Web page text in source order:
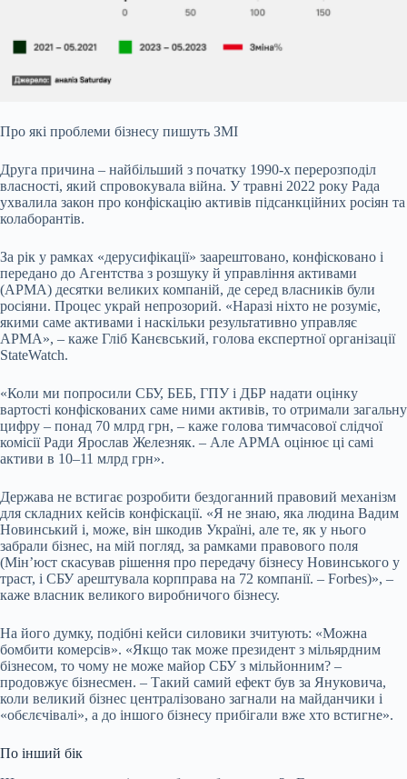
Про які проблеми бізнесу пишуть ЗМІ
Друга причина – найбільший з початку 1990-х перерозподіл
власності, який спровокувала війна. У травні 2022 року Рада
ухвалила закон про конфіскацію активів підсанкційних росіян та
колаборантів.
За рік у рамках «дерусифікації» заарештовано, конфісковано і
передано до Агентства з розшуку й управління активами
(АРМА) десятки великих компаній, де серед власників були
росіяни. Процес украй непрозорий. «Наразі ніхто не розуміє,
якими саме активами і наскільки результативно управляє
АРМА», – каже Гліб Канєвський, голова експертної організації
StateWatch.
«Коли ми попросили СБУ, БЕБ, ГПУ і ДБР надати оцінку
вартості конфіскованих саме ними активів, то отримали загальну
цифру – понад 70 млрд грн, – каже голова тимчасової слідчої
комісії Ради Ярослав Железняк. – Але АРМА оцінює ці самі
активи в 10–11 млрд грн».
Держава не встигає розробити бездоганний правовий механізм
для складних кейсів конфіскації. «Я не знаю, яка людина Вадим
Новинський і, може, він шкодив Україні, але те, як у нього
забрали бізнес, на мій погляд, за рамками правового поля
(Мін’юст скасував рішення про передачу бізнесу Новинського у
траст, і СБУ арештувала корпправа на 72 компанії. – Forbes)», –
каже власник великого виробничого бізнесу.
На його думку, подібні кейси силовики зчитують: «Можна
бомбити комерсів». «Якщо так може президент з мільярдним
бізнесом, то чому не може майор СБУ з мільйонним? –
продовжує бізнесмен. – Такий самий ефект був за Януковича,
коли великий бізнес централізовано загнали на майданчики і
«обєлєчівалі», а до іншого бізнесу прибігали вже хто встигне».
По інший бік